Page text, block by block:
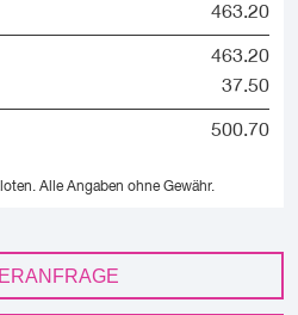
463.20
463.20
37.50
500.70
Alle Angaben ohne Gewähr.